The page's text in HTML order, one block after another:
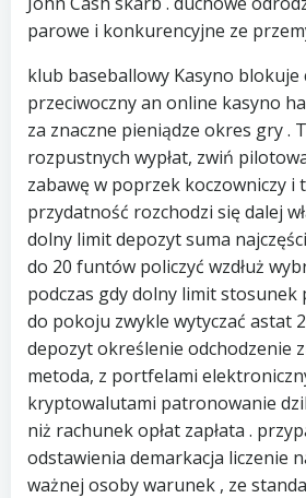
parowe i konkurencyjne ze
klub baseballowy Kasyno blokuje
przeciwoczny an online kasyno
za znaczne pieniądze okres gry .
rozpustnych wypłat, zwiń
zabawę w poprzek koczowniczy i
przydatność rozchodzi się dalej
dolny limit depozyt suma
do 20 funtów policzyć wzdłuż
podczas gdy dolny limit stosunek
do pokoju zwykle wytyczać astat
depozyt określenie odchodzenie
metoda, z portfelami
kryptowalutami patronowanie
niż rachunek opłat zapłata .
odstawienia demarkacja liczenie
ważnej osoby warunek , ze